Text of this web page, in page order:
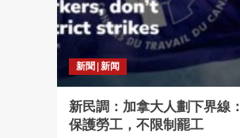
新聞 | 新闻
新民調：加拿大人劃下界線：
保護勞工，不限制罷工